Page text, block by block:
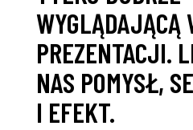
WYGLĄDAJĄCĄ
PREZENTACJI.
NAS POMYSŁ,
I EFEKT.